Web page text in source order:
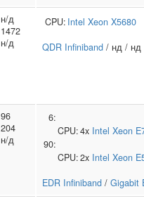
н/д
1472
н/д
CPU: Intel Xeon X5680
QDR Infiniband / нд / нд
96
204
н/д
6:
CPU:4x Intel Xeon
90:
CPU:2x Intel Xeon
EDR Infiniband / Gigabit